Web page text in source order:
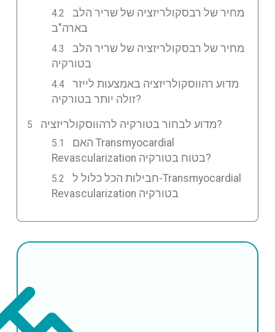
מחיר של רבסקולריזציה של שריר הלב
בארה"ב
מחיר של רבסקולריזציה של שריר הלב
בטורקיה
מדוע רהווסקולריזציה באמצעות לייזר
זולה יותר בטורקיה?
מדוע לבחור בטורקיה לרהווסקולריזציה?
האם Transmyocardial
Revascularization בטוח בטורקיה?
חבילות הכל כלול ל-Transmyocardial
Revascularization בטורקיה